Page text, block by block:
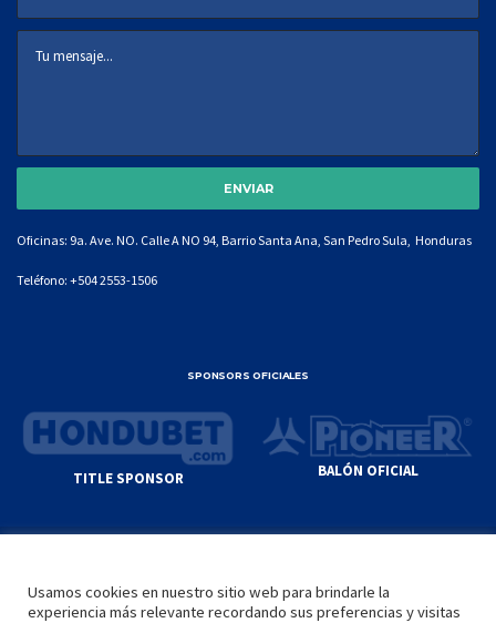
Oficinas: 9a. Ave. NO. Calle A NO 94, Barrio Santa Ana, San Pedro Sula, Honduras
Teléfono: +504 2553-1506
SPONSORS OFICIALES
TITLE SPONSOR BALÓN OFICIAL
YOUTUBE TERMS OF SERVICE
Usamos cookies en nuestro sitio web para brindarle la
experiencia más relevante recordando sus preferencias y visitas